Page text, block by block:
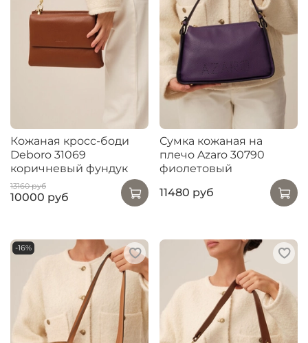
Кожаная кросс-боди
Deboro 31069
коричневый фундук
13160 руб
10000 руб
Сумка кожаная на
плечо Azaro 30790
фиолетовый
11480 руб
-16%